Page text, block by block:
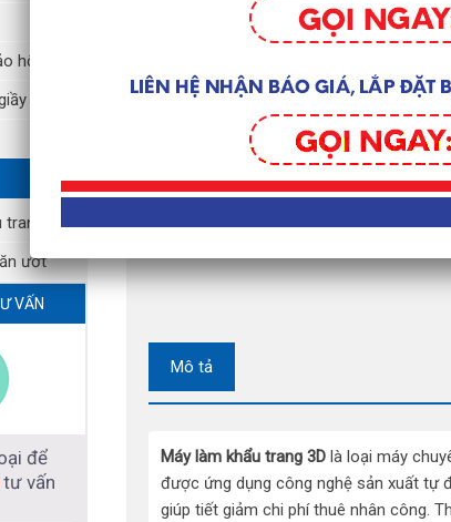
Mô tả
Máy làm khẩu trang 3D là loại máy
được ứng dụng công nghệ sản xuất tự
giúp tiết giảm chi phí thuê nhân công.
hộ y tế
trang y tế
ướt
VẤN
để
tư vấn